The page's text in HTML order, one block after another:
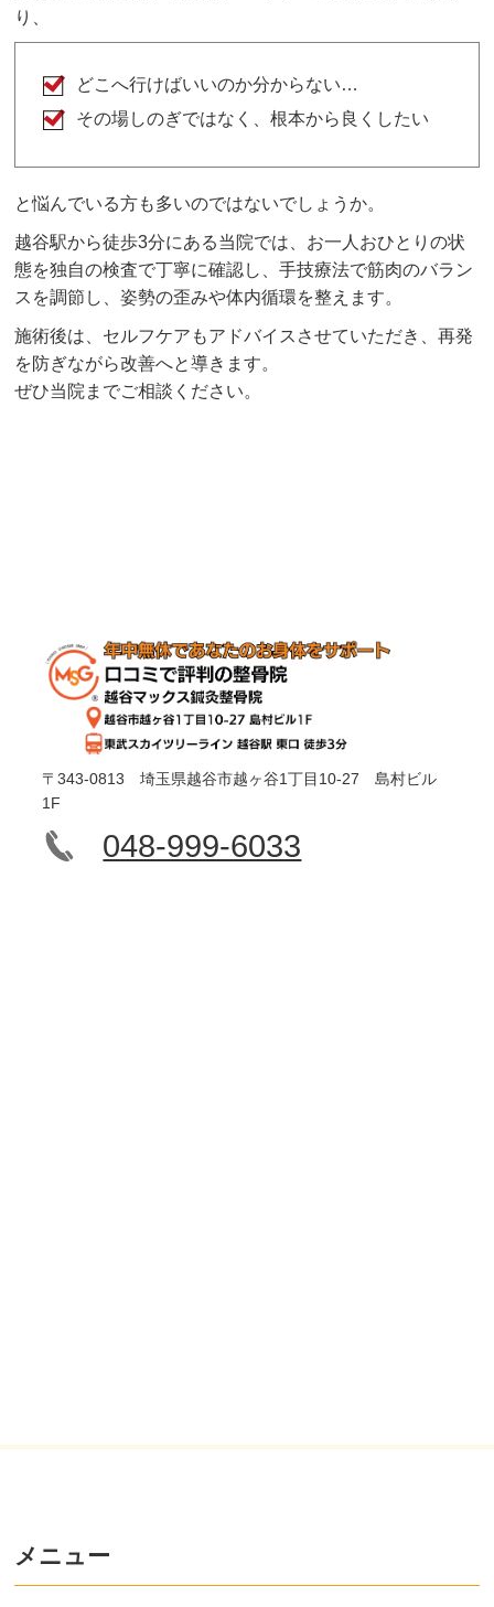
り、
どこへ行けばいいのか分からない…
その場しのぎではなく、根本から良くしたい
と悩んでいる方も多いのではないでしょうか。
越谷駅から徒歩3分にある当院では、お一人おひとりの状
態を独自の検査で丁寧に確認し、手技療法で筋肉のバラン
スを調節し、姿勢の歪みや体内循環を整えます。
施術後は、セルフケアもアドバイスさせていただき、再発
を防ぎながら改善へと導きます。
ぜひ当院までご相談ください。
〒343-0813 埼玉県越谷市越ヶ谷1丁目10-27 島村ビル
1F
048-999-6033
メニュー